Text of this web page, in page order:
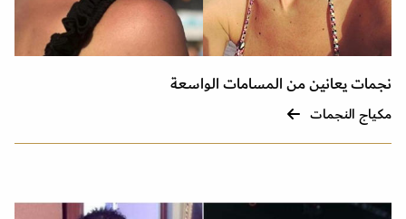
نجمات يعانين من المسامات الواسعة
مكياج النجمات